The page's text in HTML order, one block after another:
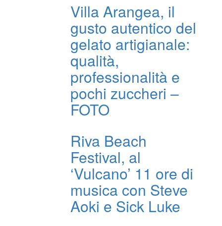
Villa Arangea, il
gusto autentico del
gelato artigianale:
qualità,
professionalità e
pochi zuccheri –
FOTO
Riva Beach
Festival, al
‘Vulcano’ 11 ore di
musica con Steve
Aoki e Sick Luke